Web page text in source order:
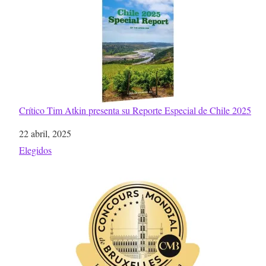
Crítico Tim Atkin presenta su Reporte Especial de Chile 2025
Fecha
22 abril, 2025
Respecto a
Elegidos